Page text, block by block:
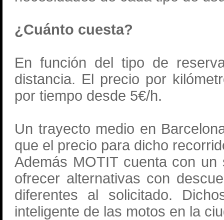
¿Cuánto cuesta?
En función del tipo de
distancia. El precio por
por tiempo desde 5€/h.
Un trayecto medio en
que el precio para dicho
Además MOTIT cuenta con
ofrecer alternativas con
diferentes al solicitado.
inteligente de las motos en la